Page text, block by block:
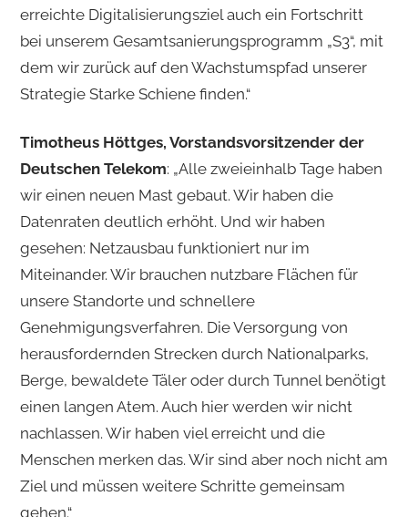
erreichte Digitalisierungsziel auch ein Fortschritt
bei unserem Gesamtsanierungsprogramm „S3“, mit
dem wir zurück auf den Wachstumspfad unserer
Strategie Starke Schiene finden.“
Timotheus Höttges, Vorstandsvorsitzender der
Deutschen Telekom: „Alle zweieinhalb Tage haben
wir einen neuen Mast gebaut. Wir haben die
Datenraten deutlich erhöht. Und wir haben
gesehen: Netzausbau funktioniert nur im
Miteinander. Wir brauchen nutzbare Flächen für
unsere Standorte und schnellere
Genehmigungsverfahren. Die Versorgung von
herausfordernden Strecken durch Nationalparks,
Berge, bewaldete Täler oder durch Tunnel benötigt
einen langen Atem. Auch hier werden wir nicht
nachlassen. Wir haben viel erreicht und die
Menschen merken das. Wir sind aber noch nicht am
Ziel und müssen weitere Schritte gemeinsam
gehen.“